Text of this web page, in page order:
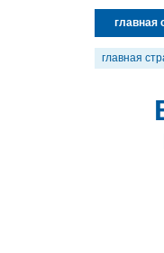
главная
главная